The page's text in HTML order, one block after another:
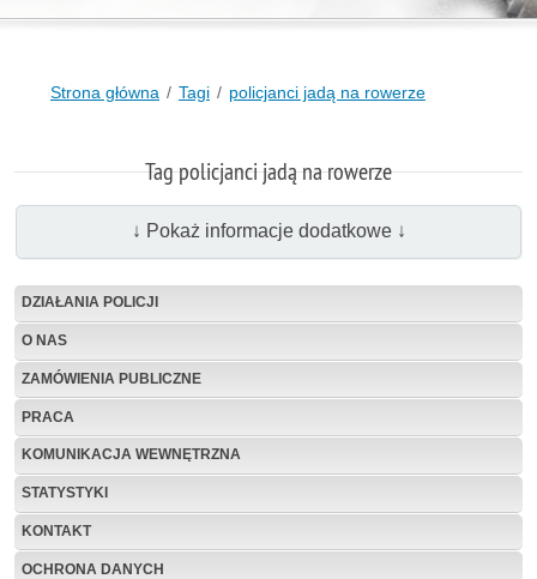
Strona główna Tagi policjanci jadą na rowerze
Tag policjanci jadą na rowerze
↓ Pokaż informacje dodatkowe ↓
DZIAŁANIA POLICJI
O NAS
ZAMÓWIENIA PUBLICZNE
PRACA
KOMUNIKACJA WEWNĘTRZNA
STATYSTYKI
KONTAKT
OCHRONA DANYCH